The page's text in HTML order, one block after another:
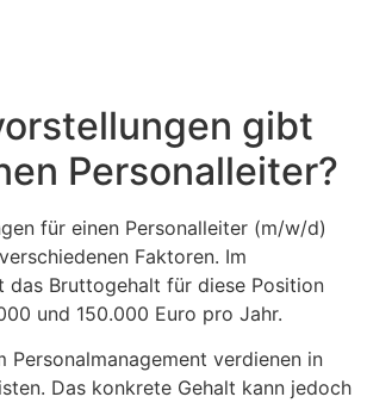
gibt
Personalleiter?
für einen Personalleiter (m/w/d)
Faktoren. Im
das Bruttogehalt für diese Position
und 150.000 Euro pro Jahr.
Personalmanagement verdienen in
Das konkrete Gehalt kann jedoch